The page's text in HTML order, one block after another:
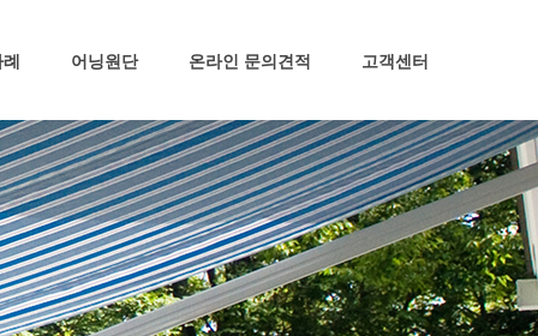
어닝원단 온라인 문의견적 고객센터